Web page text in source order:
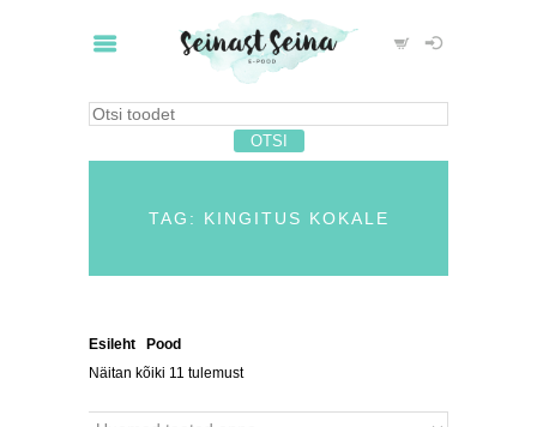
TAG: KINGITUS KOKALE
Esileht Pood
Näitan kõiki 11 tulemust